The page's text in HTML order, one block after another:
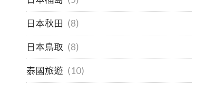
日本秋田 (8)
日本鳥取 (8)
泰國旅遊 (10)